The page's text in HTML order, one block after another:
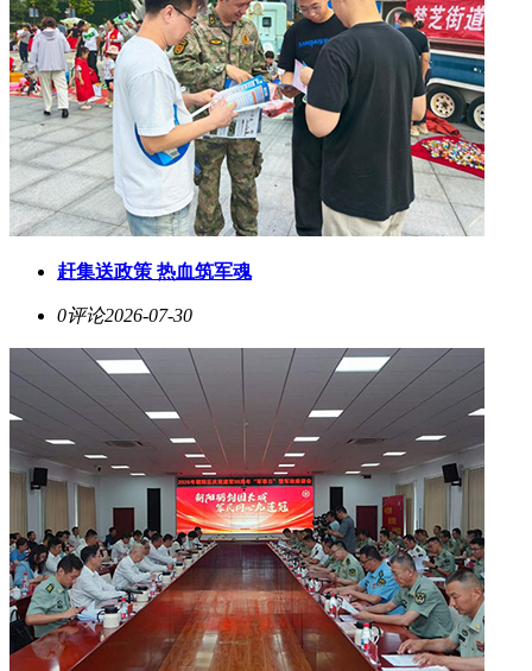
​赶集送政策 热血筑军魂
0评论2026-07-30